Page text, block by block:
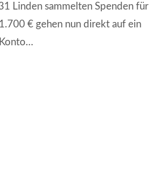
Linden sammelten Spenden für
€ gehen nun direkt auf ein